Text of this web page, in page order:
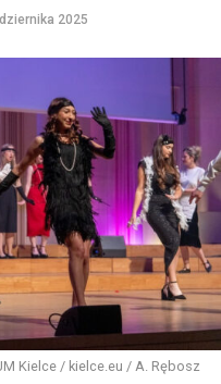
2025
Kielce / kielce.eu / A. Rębosz